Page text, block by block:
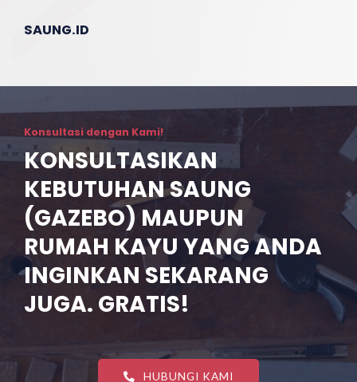
SAUNG.ID
Konsultasi dengan Kami!
KONSULTASIKAN
KEBUTUHAN SAUNG
(GAZEBO) MAUPUN
RUMAH KAYU YANG ANDA
INGINKAN SEKARANG
JUGA. GRATIS!
HUBUNGI KAMI